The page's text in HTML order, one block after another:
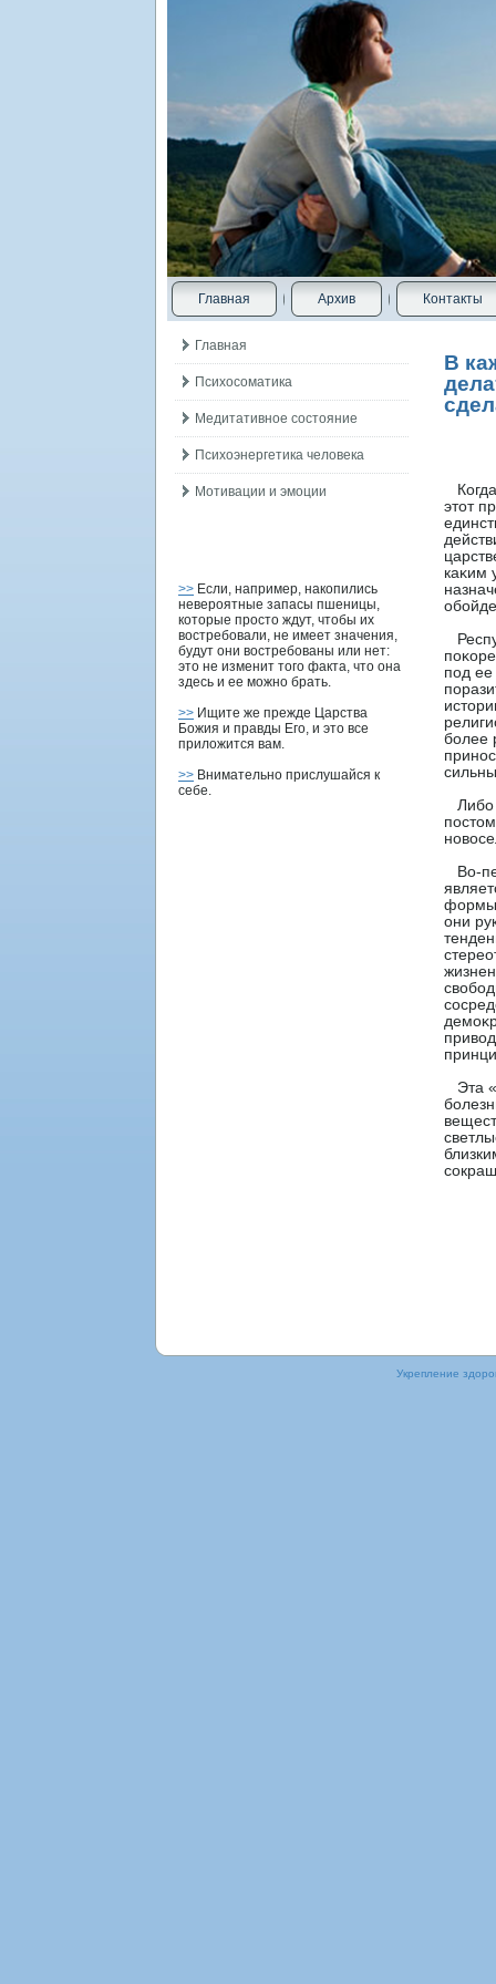
Главная Архив Контакты
Главная
Психосоматика
Медитативное состояние
Психоэнергетика человека
Мотивации и эмоции
>> Если, например, накопились
невероятные запасы пшеницы,
которые просто ждут, чтобы их
востребовали, не имеет значения,
будут они востребованы или нет:
это не изменит того факта, что она
здесь и ее можно брать.
>> Ищите же прежде Царства
Божия и правды Его, и это все
приложится вам.
>> Внимательно прислушайся к
себе.
В
этот
каκим
под ее
более
Либо
Во-
они
Эта
Укрепление